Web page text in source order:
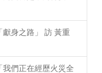
身之路」 訪 黃重
們正在經歷火災全